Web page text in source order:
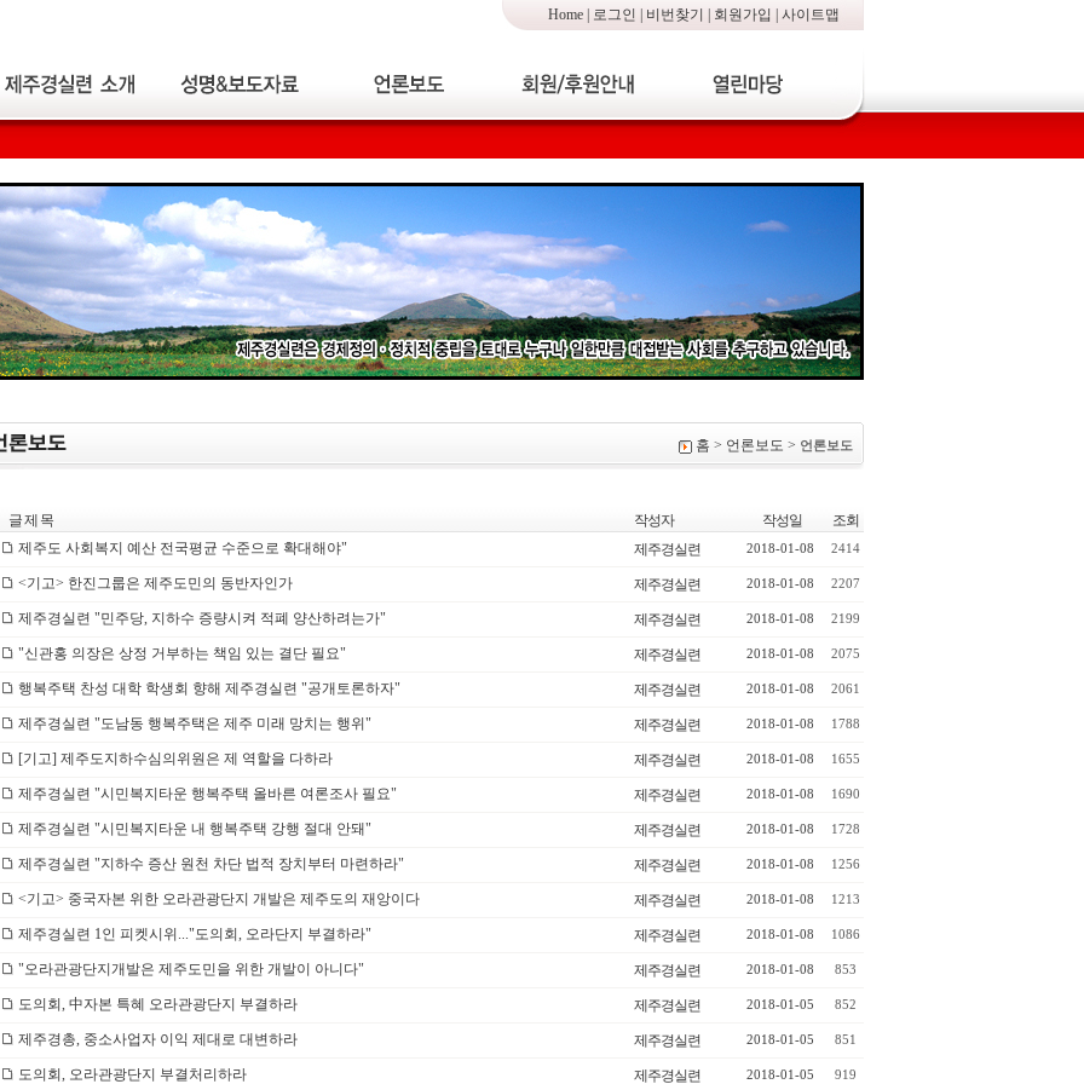
Home 로그인 비번찾기 회원가입 사이트맵
홈 > 언론보도 > 언론보도
글 제 목 작성자 작성일
조회
제주도 사회복지 예산 전국평균 수준으로 확대해야"
제주경실련 2018-01-08 2414
<기고> 한진그룹은 제주도민의 동반자인가 제주경실련 2018-01-08 2207
제주경실련 "민주당, 지하수 증량시켜 적폐 양산하려는가" 제주경실련 2018-01-08 2199
"신관홍 의장은 상정 거부하는 책임 있는 결단 필요" 제주경실련 2018-01-08 2075
행복주택 찬성 대학 학생회 향해 제주경실련 "공개토론하자" 제주경실련 2018-01-08 2061
제주경실련 "도남동 행복주택은 제주 미래 망치는 행위" 제주경실련 2018-01-08 1788
[기고] 제주도지하수심의위원은 제 역할을 다하라 제주경실련 2018-01-08 1655
제주경실련 "시민복지타운 행복주택 올바른 여론조사 필요" 제주경실련 2018-01-08 1690
제주경실련 "시민복지타운 내 행복주택 강행 절대 안돼" 제주경실련 2018-01-08 1728
제주경실련 "지하수 증산 원천 차단 법적 장치부터 마련하라" 제주경실련 2018-01-08 1256
<기고> 중국자본 위한 오라관광단지 개발은 제주도의 재앙이다 제주경실련 2018-01-08 1213
제주경실련 1인 피켓시위..."도의회, 오라단지 부결하라" 제주경실련 2018-01-08 1086
"오라관광단지개발은 제주도민을 위한 개발이 아니다" 제주경실련 2018-01-08 853
도의회, 中자본 특혜 오라관광단지 부결하라 제주경실련 2018-01-05 852
제주경총, 중소사업자 이익 제대로 대변하라 제주경실련 2018-01-05 851
도의회, 오라관광단지 부결처리하라 제주경실련 2018-01-05 919